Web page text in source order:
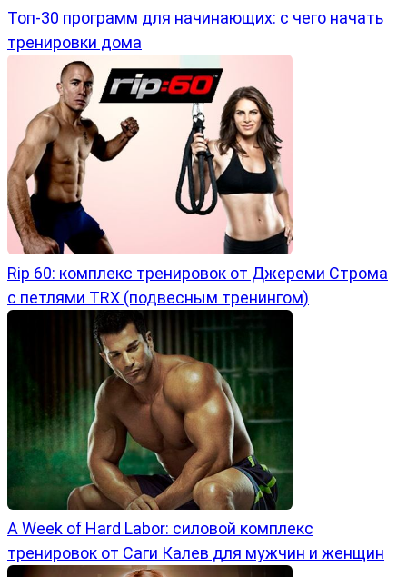
Топ-30 программ для начинающих: с чего начать
тренировки дома
Rip 60: комплекс тренировок от Джереми Строма
с петлями TRX (подвесным тренингом)
A Week of Hard Labor: силовой комплекс
тренировок от Саги Калев для мужчин и женщин